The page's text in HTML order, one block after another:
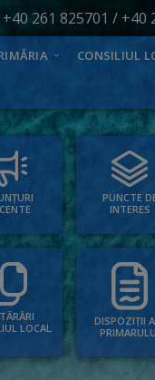
+40 261 825701 / +40
CONSILIUL
PUNCTE
INTERES
LOCAL
DISPOZIȚII